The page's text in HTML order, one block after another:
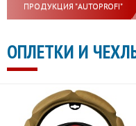
ПРОДУКЦИЯ "AUTOPROFI"
ОПЛЕТКИ И